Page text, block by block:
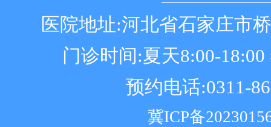
医院地址:河北省石家庄市
门诊时间:夏天8:00-18:00
预约电话:0311-
冀ICP备